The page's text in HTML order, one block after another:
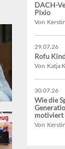
DACH-
Pixio
Von
29.07.26
Rofu
Von Katja
30.07.26
Wie die
motiviert
Von